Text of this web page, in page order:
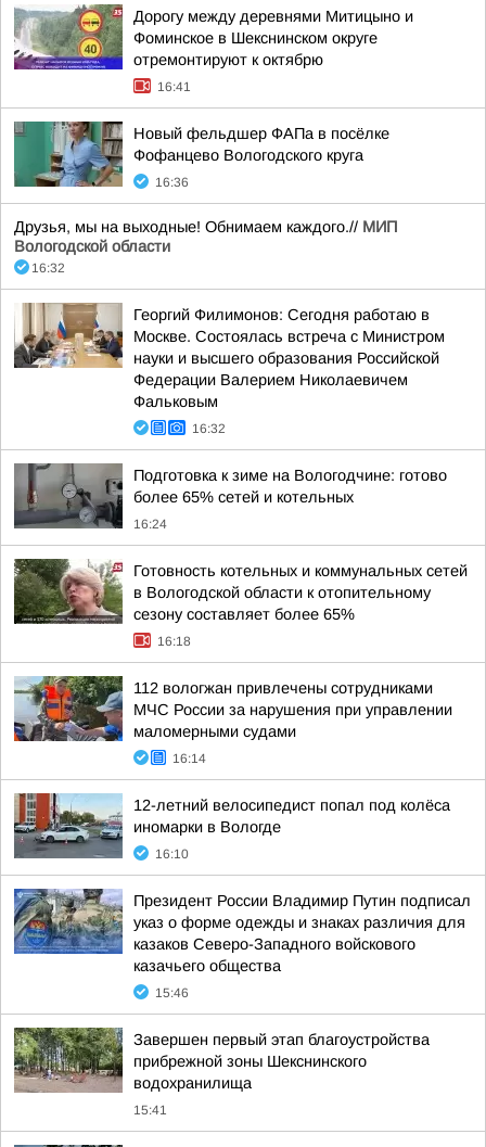
Дорогу между деревнями Митицыно и
Фоминское в Шекснинском округе
отремонтируют к октябрю
16:41
Новый фельдшер ФАПа в посёлке
Фофанцево Вологодского круга
16:36
Друзья, мы на выходные! Обнимаем каждого.// МИП
Вологодской области
16:32
Георгий Филимонов: Сегодня работаю в
Москве. Состоялась встреча с Министром
науки и высшего образования Российской
Федерации Валерием Николаевичем
Фальковым
16:32
Подготовка к зиме на Вологодчине: готово
более 65% сетей и котельных
16:24
Готовность котельных и коммунальных сетей
в Вологодской области к отопительному
сезону составляет более 65%
16:18
112 вологжан привлечены сотрудниками
МЧС России за нарушения при управлении
маломерными судами
16:14
12-летний велосипедист попал под колёса
иномарки в Вологде
16:10
Президент России Владимир Путин подписал
указ о форме одежды и знаках различия для
казаков Северо-Западного войскового
казачьего общества
15:46
Завершен первый этап благоустройства
прибрежной зоны Шекснинского
водохранилища
15:41